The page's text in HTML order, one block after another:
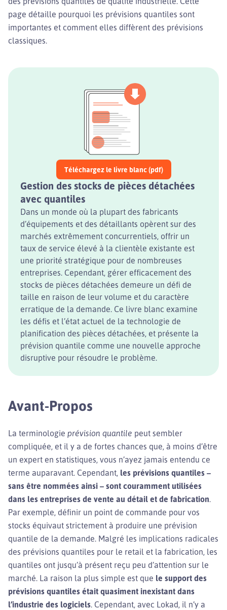
page détaille pourquoi les prévisions quantiles sont
importantes et comment elles diffèrent des prévisions
classiques.
Téléchargez le livre blanc (pdf)
Gestion des stocks de pièces détachées
avec quantiles
Dans un monde où la plupart des fabricants
d’équipements et des détaillants opèrent sur des
marchés extrêmement concurrentiels, offrir un
taux de service élevé à la clientèle existante est
une priorité stratégique pour de nombreuses
entreprises. Cependant, gérer efficacement des
stocks de pièces détachées demeure un défi de
taille en raison de leur volume et du caractère
erratique de la demande. Ce livre blanc examine
les défis et l’état actuel de la technologie de
planification des pièces détachées, et présente la
prévision quantile comme une nouvelle approche
disruptive pour résoudre le problème.
Avant-Propos
La terminologie prévision quantile peut sembler
compliquée, et il y a de fortes chances que, à moins d’être
un expert en statistiques, vous n’ayez jamais entendu ce
terme auparavant. Cependant, les prévisions quantiles –
sans être nommées ainsi – sont couramment utilisées
dans les entreprises de vente au détail et de fabrication.
Par exemple, définir un point de commande pour vos
stocks équivaut strictement à produire une prévision
quantile de la demande. Malgré les implications radicales
des prévisions quantiles pour le retail et la fabrication, les
quantiles ont jusqu’à présent reçu peu d’attention sur le
marché. La raison la plus simple est que le support des
prévisions quantiles était quasiment inexistant dans
l’industrie des logiciels. Cependant, avec Lokad, il n’y a